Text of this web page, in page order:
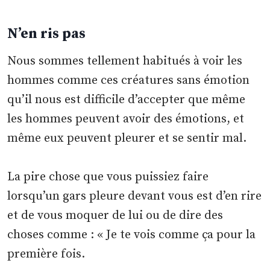
N’en ris pas
Nous sommes tellement habitués à voir les
hommes comme ces créatures sans émotion
qu’il nous est difficile d’accepter que même
les hommes peuvent avoir des émotions, et
même eux peuvent pleurer et se sentir mal.
La pire chose que vous puissiez faire
lorsqu’un gars pleure devant vous est d’en rire
et de vous moquer de lui ou de dire des
choses comme : « Je te vois comme ça pour la
première fois.